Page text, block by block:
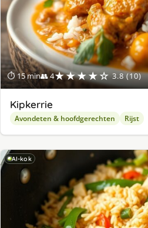
⏱ 15 min👥 4★★★★☆ 3.8 (10)
Kipkerrie
Avondeten & hoofdgerechten Rijst
AI-kok